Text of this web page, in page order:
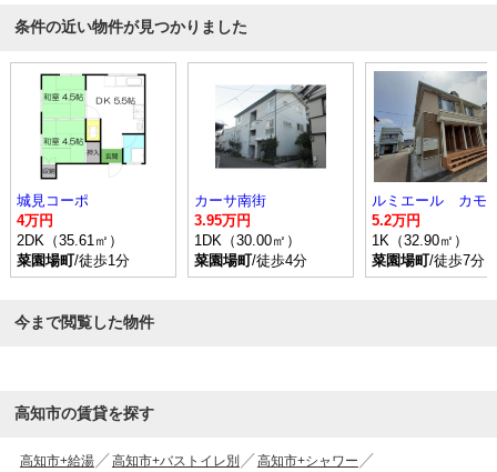
条件の近い物件が見つかりました
城見コーポ
4万円
2DK（35.61㎡）
菜園場町/徒歩1分
カーサ南街
3.95万円
1DK（30.00㎡）
菜園場町/徒歩4分
5.2万円
1K（32.90㎡）
菜園場町/徒歩7分
今まで閲覧した物件
高知市の賃貸を探す
高知市+給湯 高知市+バストイレ別
高知市+シャワー